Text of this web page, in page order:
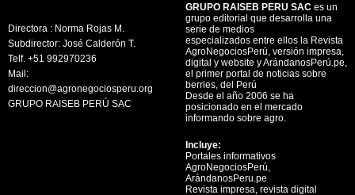
Directora : Norma Rojas M.
Subdirector: José Calderón T.
Telf. +51 992970236
Mail:
direccion@agronegociosperu.org
GRUPO RAISEB PERÚ SAC
GRUPO RAISEB PERU SAC es un
grupo editorial que desarrolla una
serie de medios
especializados entre ellos la Revista
AgroNegociosPerú, versión impresa,
digital y website y ArándanosPerú.pe,
el primer portal de noticias sobre
berries, del Perú
Desde el año 2006 se ha
posicionado en el mercado
informando sobre agro.
Incluye:
Portales informativos
AgroNegociosPerú,
ArándanosPeru.pe
Revista impresa, revista digital